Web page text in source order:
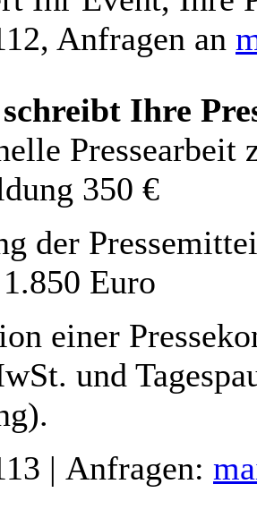
Anfragen an
Ihre
Pressearbeit
350 €
der
Euro
einer
und
| Anfragen: